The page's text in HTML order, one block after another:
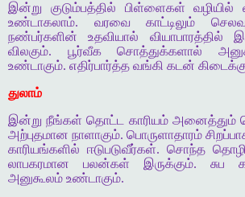
இன்று குடும்பத்தில் பிள்ளைகள்
உண்டாகலாம். வரவை காட்டிலும்
நண்பர்களின் உதவியால் வியாபாரத்தில்
விலகும். பூர்வீக சொத்துக்களால்
உண்டாகும். எதிர்பார்த்த வங்கி கடன்
துலாம்
இன்று நீங்கள் தொட்ட காரியம் அனைத்தும்
அற்புதமான நாளாகும். பொருளாதாரம்
காரியங்களில் ஈடுபடுவீர்கள். சொந்த
லாபகரமான பலன்கள் இருக்கும். சுப
அனுகூலம் உண்டாகும்.